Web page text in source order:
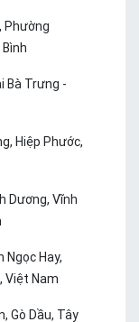
Phường
Bà Trưng -
Hiệp Phước,
Dương, Vĩnh
Ngọc Hay,
Việt Nam
Gò Dầu, Tây